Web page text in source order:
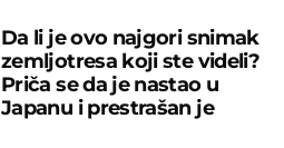
Da li je ovo najgori snimak
zemljotresa koji ste videli?
Priča se da je nastao u
Japanu i prestrašan je